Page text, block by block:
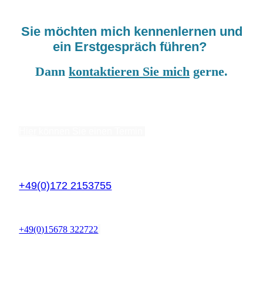
Sie möchten mich kennenlernen und
ein Erstgespräch führen?
Dann kontaktieren Sie mich gerne.
+49(0)172 2153755
+49(0)15678 322722